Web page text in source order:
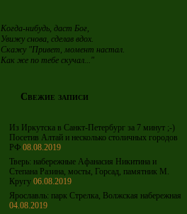
Когда-нибудь, даст Бог,
Увижу снова, сделав вдох.
Скажу "Привет, момент настал.
Как же по тебе скучал..."
Свежие записи
Из Иркутска в Санкт-Петербург за 7 минут ;-)
Посетив Алтай и несколько столичных городов
РФ 08.08.2019
Тверь: набережные Афанасия Никитина и
Степана Разина, мосты, Горсад, памятник М.
Кругу 06.08.2019
Ярославль: парк Стрелка, Волжская набережная
04.08.2019